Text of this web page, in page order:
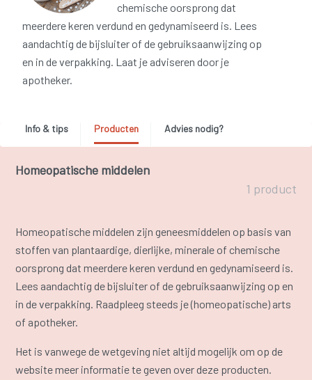
chemische oorsprong dat
meerdere keren verdund en gedynamiseerd is. Lees
aandachtig de bijsluiter of de gebruiksaanwijzing op
en in de verpakking. Laat je adviseren door je
apotheker.
Info & tips Producten Advies nodig?
Homeopatische middelen
1 product
Homeopatische middelen zijn geneesmiddelen op basis van
stoffen van plantaardige, dierlijke, minerale of chemische
oorsprong dat meerdere keren verdund en gedynamiseerd is.
Lees aandachtig de bijsluiter of de gebruiksaanwijzing op en
in de verpakking. Raadpleeg steeds je (homeopatische) arts
of apotheker.
Het is vanwege de wetgeving niet altijd mogelijk om op de
website meer informatie te geven over deze producten.